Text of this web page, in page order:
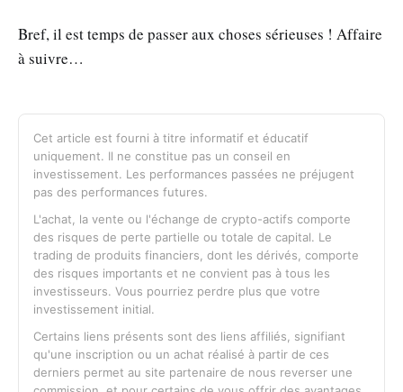
Bref, il est temps de passer aux choses sérieuses ! Affaire
à suivre…
Cet article est fourni à titre informatif et éducatif
uniquement. Il ne constitue pas un conseil en
investissement. Les performances passées ne préjugent
pas des performances futures.
L'achat, la vente ou l'échange de crypto-actifs comporte
des risques de perte partielle ou totale de capital. Le
trading de produits financiers, dont les dérivés, comporte
des risques importants et ne convient pas à tous les
investisseurs. Vous pourriez perdre plus que votre
investissement initial.
Certains liens présents sont des liens affiliés, signifiant
qu'une inscription ou un achat réalisé à partir de ces
derniers permet au site partenaire de nous reverser une